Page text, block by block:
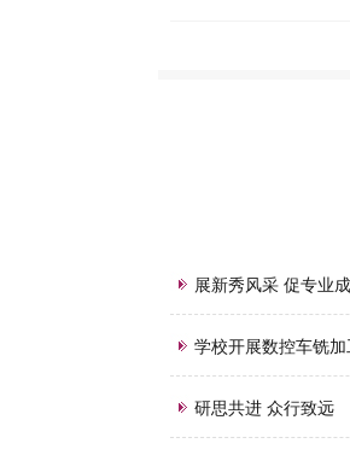
展新秀风采 促专业
学校开展数控车铣
研思共进 众行致远